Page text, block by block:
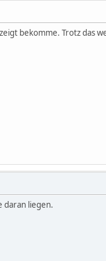
bekomme. Trotz das
daran liegen.